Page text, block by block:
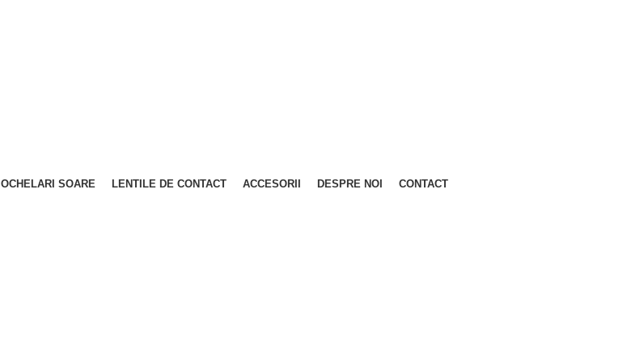
OCHELARI SOARE LENTILE DE CONTACT ACCESORII DESPRE NOI CONTACT